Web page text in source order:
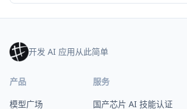
开发 AI 应用从此简单
产品
模型广场
服务
国产芯片 AI 技能认证